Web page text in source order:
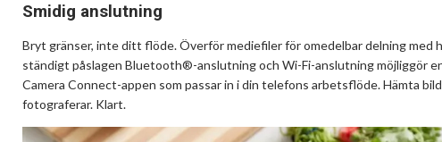
Smidig anslutning
Bryt gränser, inte ditt flöde. Överför mediefiler för omedelbar delning med
ständigt påslagen Bluetooth®-anslutning och Wi-Fi-anslutning möjliggör
Camera Connect-appen som passar in i din telefons arbetsflöde. Hämta
fotograferar. Klart.